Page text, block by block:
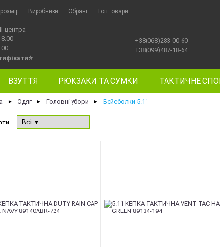
Виробники Обрані Топ товари
центра
+38(068)283-00-60
+38(099)487-18-64
ВЗУТТЯ РЮКЗАКИ ТА СУМКИ ТАКТИЧНЕ
► Одяг ► Головні убори ► Бейсболки 5.11